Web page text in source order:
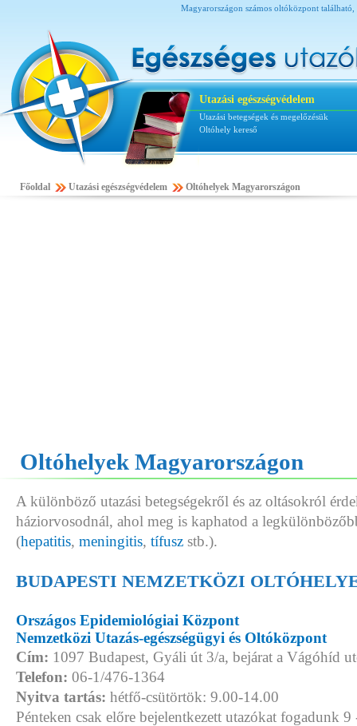
Magyarországon számos oltóközpont
Utazási egészségvédelem
Utazási betegségek és megelőzésük
Oltóhely kereső
Főoldal Utazási egészségvédelem Oltóhelyek Magyarországon
Oltóhelyek Magyarországon
A különböző utazási betegségekről és az oltásokról
háziorvosodnál, ahol meg is kaphatod a
(hepatitis, meningitis, tífusz stb.).
BUDAPESTI NEMZETKÖZI
Országos Epidemiológiai Központ
Nemzetközi Utazás-egészségügyi és Oltóközpont
Cím: 1097 Budapest, Gyáli út 3/a, bejárat a
Telefon: 06-1/476-1364
Nyitva tartás: hétfő-csütörtök: 9.00-14.00
Pénteken csak előre bejelentkezett utazókat fogadunk